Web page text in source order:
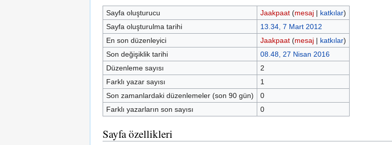
Sayfa oluşturucu Jaakpaat (mesaj| katkılar)
Sayfa oluşturulma tarihi
13.34, 7 Mart 2012
En son düzenleyici
Jaakpaat (mesaj| katkılar)
Son değişiklik tarihi
08.48, 27 Nisan 2016
Düzenleme sayısı
2
Farklı yazar sayısı
1
Son zamanlardaki düzenlemeler (son 90 gün)
0
Farklı yazarların son sayısı
0
Sayfa özellikleri